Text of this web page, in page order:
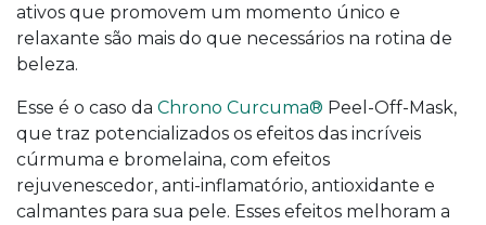
ativos que promovem um momento único e
relaxante são mais do que necessários na rotina de
beleza.
Esse é o caso da Chrono Curcuma® Peel-Off-Mask,
que traz potencializados os efeitos das incríveis
cúrmuma e bromelaina, com efeitos
rejuvenescedor, anti-inflamatório, antioxidante e
calmantes para sua pele. Esses efeitos melhoram a